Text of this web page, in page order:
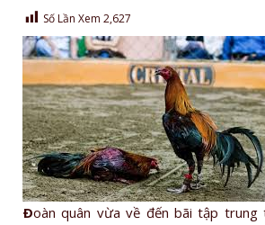
Số Lần Xem 2,627
Ðoàn quân vừa về đến bãi tập trung